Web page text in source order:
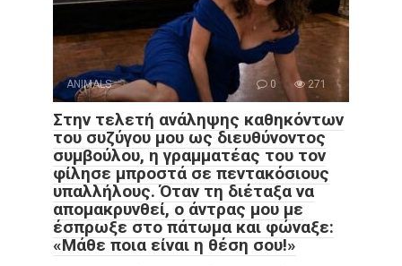
ANIMALS 0 271
Στην τελετή ανάληψης καθηκόντων
του συζύγου μου ως διευθύνοντος
συμβούλου, η γραμματέας του τον
φίλησε μπροστά σε πεντακόσιους
υπαλλήλους. Όταν τη διέταξα να
απομακρυνθεί, ο άντρας μου με
έσπρωξε στο πάτωμα και φώναξε:
«Μάθε ποια είναι η θέση σου!»